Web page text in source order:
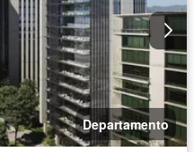
Departamento